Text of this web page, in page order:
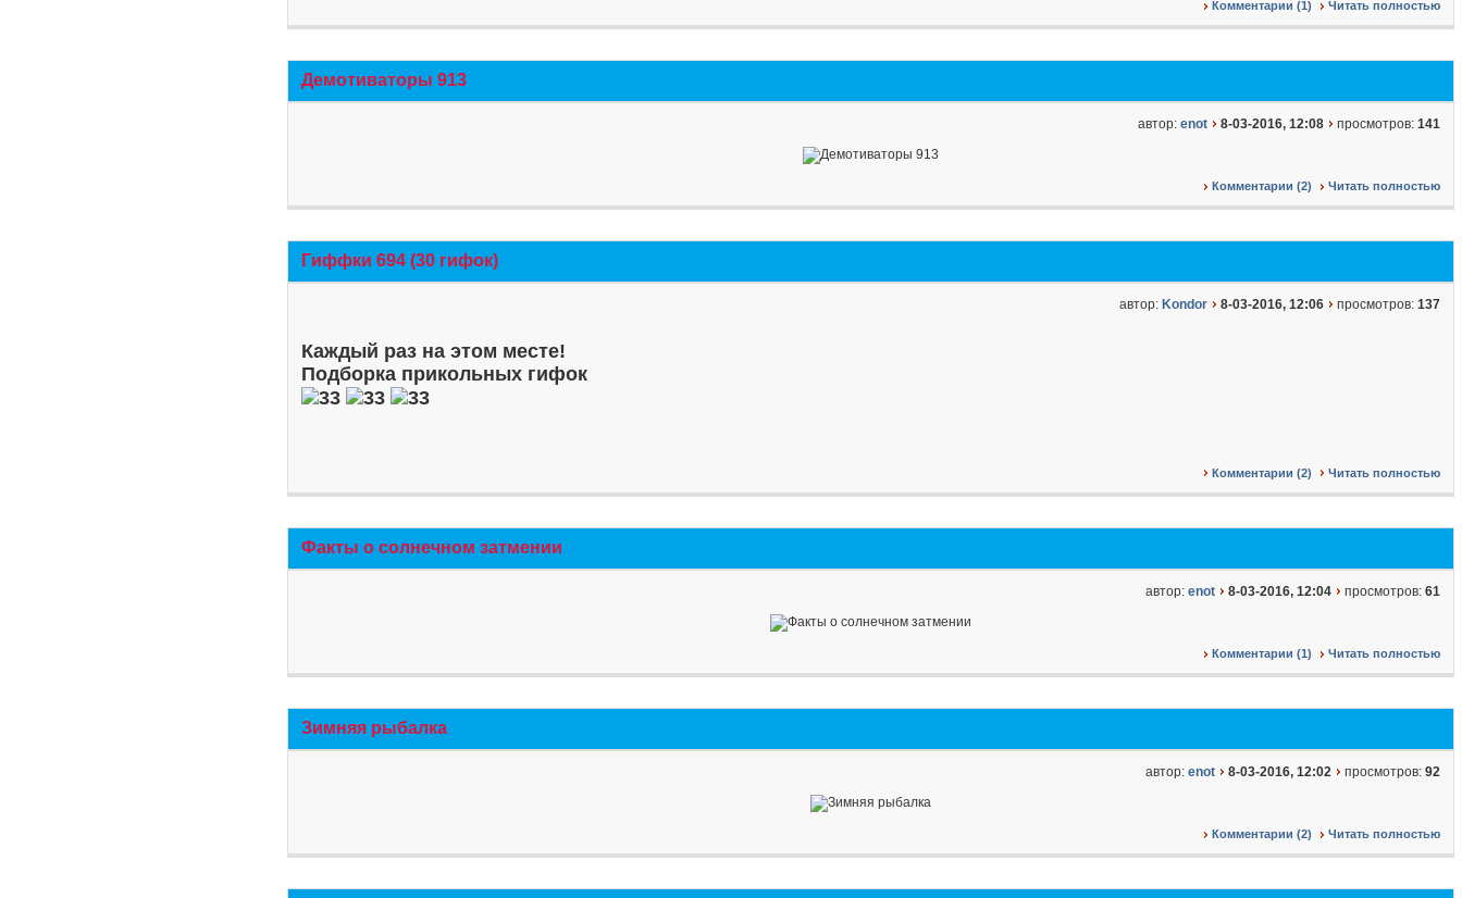
Комментарии (1) Читать полностью
Демотиваторы 913
автор: enot 8-03-2016, 12:08 просмотров: 141
Комментарии (2) Читать полностью
Гиффки 694 (30 гифок)
автор: Kondor 8-03-2016, 12:06 просмотров: 137
Каждый раз на этом месте!
Подборка прикольных гифок
Комментарии (2) Читать полностью
Факты о солнечном затмении
автор: enot 8-03-2016, 12:04 просмотров: 61
Комментарии (1) Читать полностью
Зимняя рыбалка
автор: enot 8-03-2016, 12:02 просмотров: 92
Комментарии (2) Читать полностью